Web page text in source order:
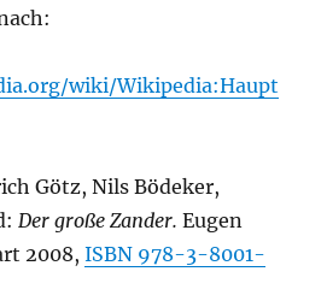
wiki/Wikipedia:Haupt
Götz, Nils Bödeker,
Der große Zander. Eugen
2008,ISBN 978-3-8001-